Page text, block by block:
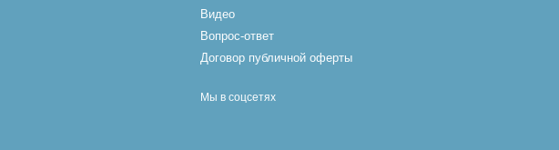
Видео
Вопрос-ответ
Договор публичной оферты
Мы в соцсетях